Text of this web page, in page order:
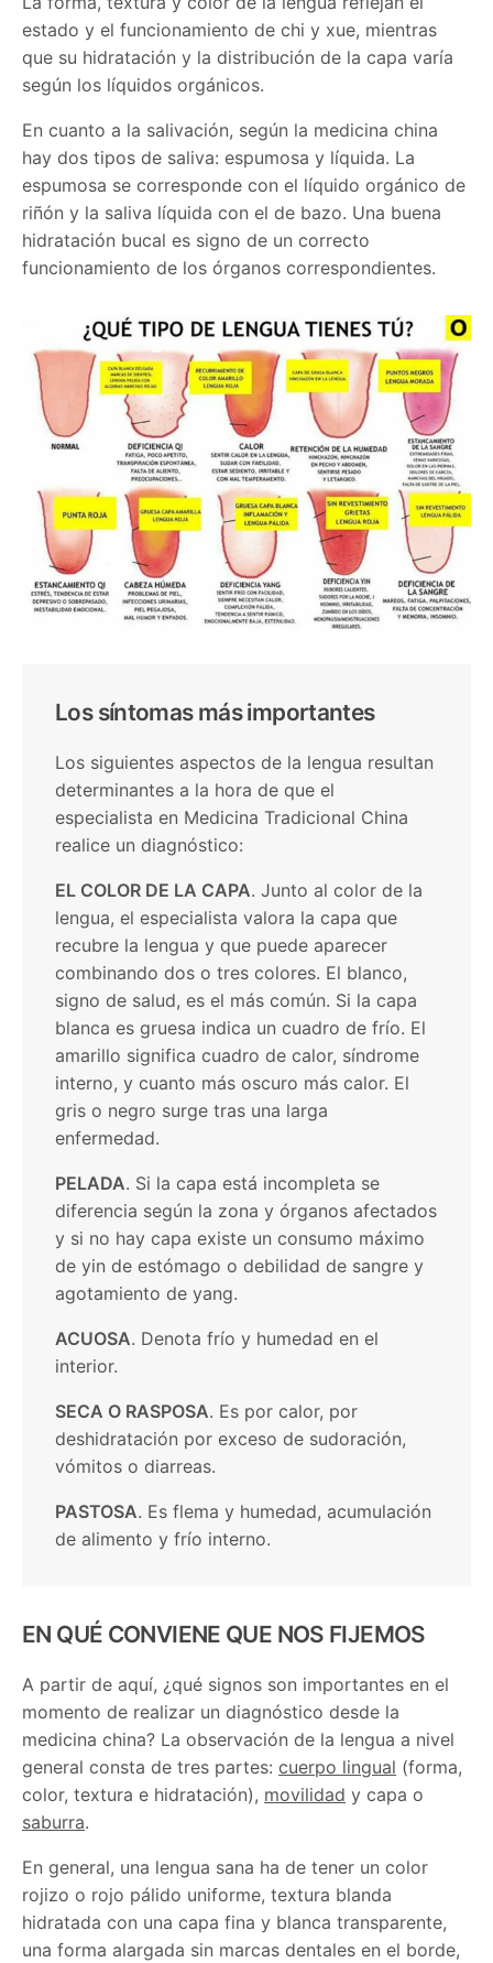
estado y el funcionamiento de chi y xue, mientras
que su hidratación y la distribución de la capa varía
según los líquidos orgánicos.
En cuanto a la salivación, según la medicina china
hay dos tipos de saliva: espumosa y líquida. La
espumosa se corresponde con el líquido orgánico de
riñón y la saliva líquida con el de bazo. Una buena
hidratación bucal es signo de un correcto
funcionamiento de los órganos correspondientes.
Los síntomas más importantes
Los siguientes aspectos de la lengua resultan
determinantes a la hora de que el
especialista en Medicina Tradicional China
realice un diagnóstico:
EL COLOR DE LA CAPA. Junto al color de la
lengua, el especialista valora la capa que
recubre la lengua y que puede aparecer
combinando dos o tres colores. El blanco,
signo de salud, es el más común. Si la capa
blanca es gruesa indica un cuadro de frío. El
amarillo significa cuadro de calor, síndrome
interno, y cuanto más oscuro más calor. El
gris o negro surge tras una larga
enfermedad.
PELADA. Si la capa está incompleta se
diferencia según la zona y órganos afectados
y si no hay capa existe un consumo máximo
de yin de estómago o debilidad de sangre y
agotamiento de yang.
ACUOSA. Denota frío y humedad en el
interior.
SECA O RASPOSA. Es por calor, por
deshidratación por exceso de sudoración,
vómitos o diarreas.
PASTOSA. Es flema y humedad, acumulación
de alimento y frío interno.
EN QUÉ CONVIENE QUE NOS FIJEMOS
A partir de aquí, ¿qué signos son importantes en el
momento de realizar un diagnóstico desde la
medicina china? La observación de la lengua a nivel
general consta de tres partes:cuerpo lingual (forma,
color, textura e hidratación), movilidad y capa o
saburra.
En general, una lengua sana ha de tener un color
rojizo o rojo pálido uniforme, textura blanda
hidratada con una capa fina y blanca transparente,
una forma alargada sin marcas dentales en el borde,